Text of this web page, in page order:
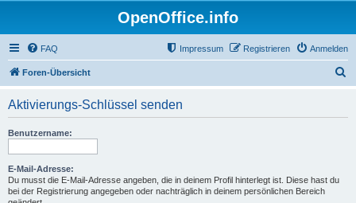
OpenOffice.info
FAQ Anmelden
Registrieren
Impressum
Foren-Übersicht
Aktivierungs-Schlüssel senden
Benutzername:
E-Mail-Adresse:
Du musst die E-Mail-Adresse angeben, die in deinem Profil hinterlegt ist. Diese hast du
bei der Registrierung angegeben oder nachträglich in deinem persönlichen Bereich